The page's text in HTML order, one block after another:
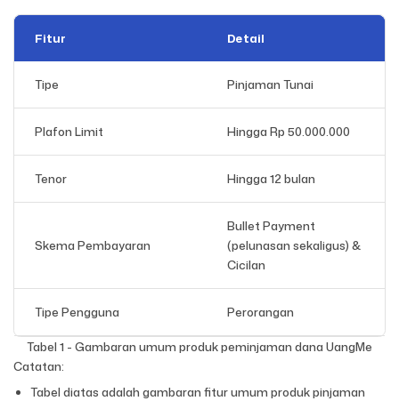
Fitur Detail
Tipe Pinjaman Tunai
Plafon Limit Hingga Rp 50.000.000
Tenor Hingga 12 bulan
Skema Pembayaran
Bullet Payment
(pelunasan sekaligus) &
Cicilan
Tipe Pengguna Perorangan
Tabel 1 - Gambaran umum produk peminjaman dana UangMe
Catatan:
Tabel diatas adalah gambaran fitur umum produk pinjaman